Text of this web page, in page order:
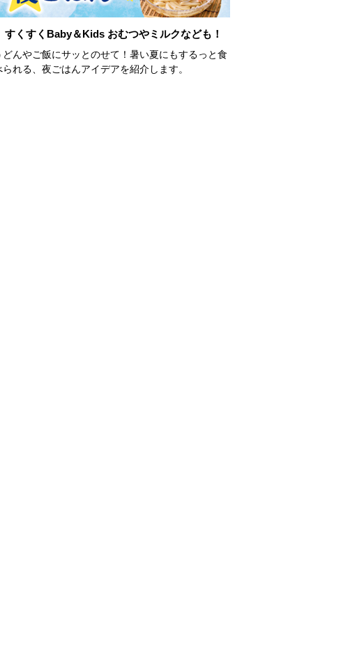
すくすくBaby＆Kids おむつやミルクなども！
どんやご飯にサッとのせて！暑い夏にもするっと食
られる、夜ごはんアイデアを紹介します。